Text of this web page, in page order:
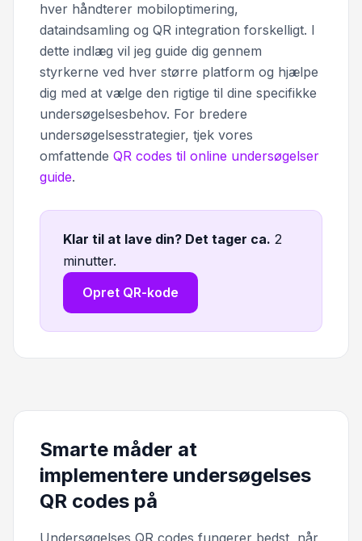
hver håndterer mobiloptimering,
dataindsamling og QR integration forskelligt. I
dette indlæg vil jeg guide dig gennem
styrkerne ved hver større platform og hjælpe
dig med at vælge den rigtige til dine specifikke
undersøgelsesbehov. For bredere
undersøgelsesstrategier, tjek vores
omfattende QR codes til online undersøgelser
guide.
Klar til at lave din? Det tager ca. 2
minutter.
Opret QR-kode
Smarte måder at
implementere undersøgelses
QR codes på